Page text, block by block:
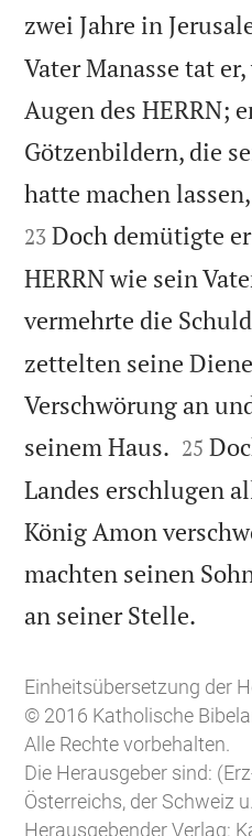
zwei Jahre in
Vater Manasse tat
Augen des HERRN;
Götzenbildern, die
hatte machen
23 Doch demütigte
HERRN wie sein
vermehrte die
zettelten seine
Verschwörung an
seinem Haus. 

25
Landes erschlugen
König Amon
machten seinen
an seiner Stelle.
Einheitsübersetzung der
© 2016 Katholische
Alle Rechte vorbehalten.
Die Herausgeber sind:
Österreichs, der Schweiz
Herausgebender Verlag: